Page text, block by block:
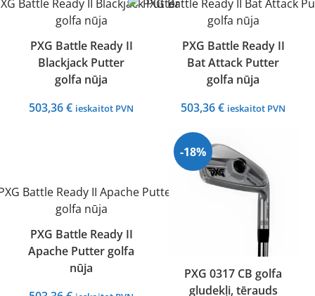
PXG Battle Ready II
Blackjack Putter
golfa nūja
503,36€ ieskaitot PVN
PXG Battle Ready II
Bat Attack Putter
golfa nūja
503,36€ ieskaitot PVN
PXG Battle Ready II
Apache Putter golfa
nūja
-18%
PXG 0317 CB golfa
gludekļi, tērauds